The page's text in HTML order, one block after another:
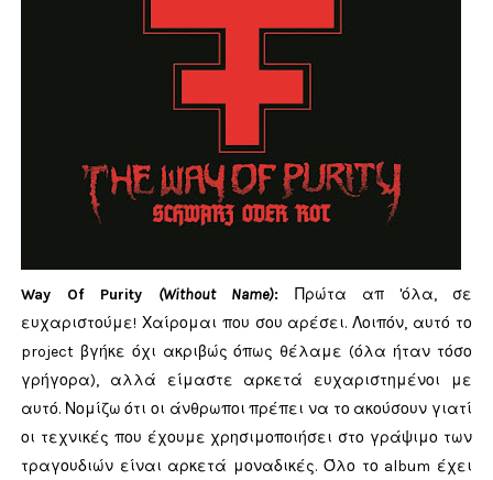
Way Of Purity (Without Name): Πρώτα απ 'όλα, σε
ευχαριστούμε! Χαίρομαι που σου αρέσει. Λοιπόν, αυτό το
project βγήκε όχι ακριβώς όπως θέλαμε (όλα ήταν τόσο
γρήγορα), αλλά είμαστε αρκετά ευχαριστημένοι με
αυτό. Νομίζω ότι οι άνθρωποι πρέπει να το ακούσουν γιατί
οι τεχνικές που έχουμε χρησιμοποιήσει στο γράψιμο των
τραγουδιών είναι αρκετά μοναδικές. Όλο το album έχει